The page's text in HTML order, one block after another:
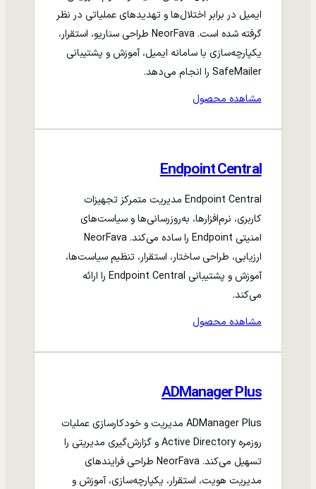
ایمیل در برابر اختلال‌ها و تهدیدهای عملیاتی در نظر
گرفته شده است. NeorFava طراحی سناریو، استقرار،
یکپارچه‌سازی با سامانه ایمیل، آموزش و پشتیبانی
SafeMailer را انجام می‌دهد.
مشاهده محصول
Endpoint Central
Endpoint Central مدیریت متمرکز تجهیزات
کاربری، نرم‌افزارها، به‌روزرسانی‌ها و سیاست‌های
امنیتی Endpoint را ساده می‌کند. NeorFava
ارزیابی، طراحی ساختار، استقرار، تنظیم سیاست‌ها،
آموزش و پشتیبانی Endpoint Central را ارائه
می‌کند.
مشاهده محصول
ADManager Plus
ADManager Plus مدیریت و خودکارسازی عملیات
روزمره Active Directory و گزارش‌گیری مدیریتی را
تسهیل می‌کند. NeorFava طراحی فرایندهای
مدیریت هویت، استقرار، یکپارچه‌سازی، آموزش و